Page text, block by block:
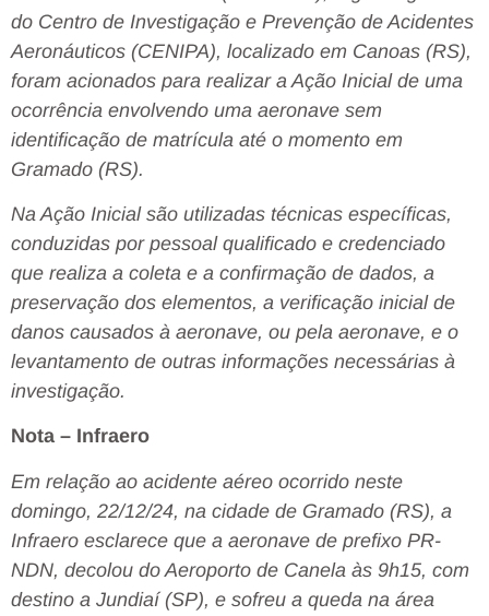
do Centro de Investigação e Prevenção de Acidentes
Aeronáuticos (CENIPA), localizado em Canoas (RS),
foram acionados para realizar a Ação Inicial de uma
ocorrência envolvendo uma aeronave sem
identificação de matrícula até o momento em
Gramado (RS).
Na Ação Inicial são utilizadas técnicas específicas,
conduzidas por pessoal qualificado e credenciado
que realiza a coleta e a confirmação de dados, a
preservação dos elementos, a verificação inicial de
danos causados à aeronave, ou pela aeronave, e o
levantamento de outras informações necessárias à
investigação.
Nota – Infraero
Em relação ao acidente aéreo ocorrido neste
domingo, 22/12/24, na cidade de Gramado (RS), a
Infraero esclarece que a aeronave de prefixo PR-
NDN, decolou do Aeroporto de Canela às 9h15, com
destino a Jundiaí (SP), e sofreu a queda na área